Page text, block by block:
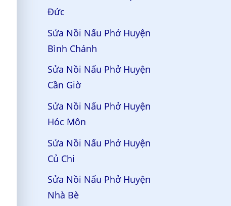
Đức
Sửa Nồi Nấu Phở Huyện
Bình Chánh
Sửa Nồi Nấu Phở Huyện
Cần Giờ
Sửa Nồi Nấu Phở Huyện
Hóc Môn
Sửa Nồi Nấu Phở Huyện
Củ Chi
Sửa Nồi Nấu Phở Huyện
Nhà Bè